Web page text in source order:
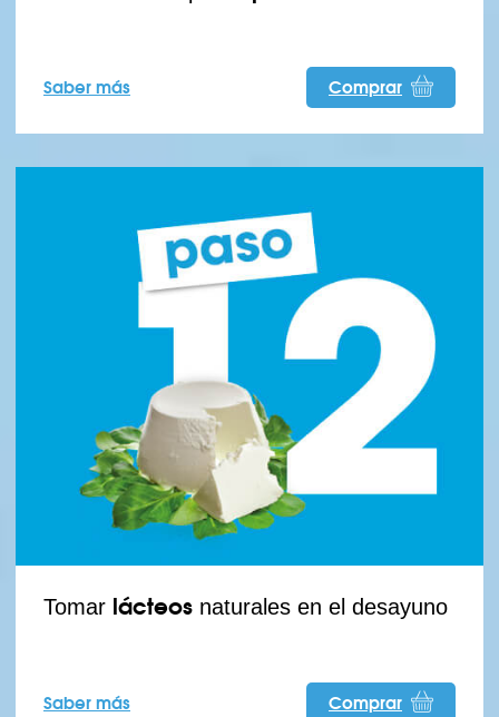
Saber más Comprar
Tomar lácteos naturales en el desayuno
Saber más Comprar